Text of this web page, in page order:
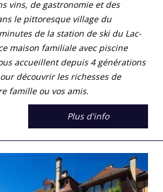
vins, de gastronomie et des
le pittoresque village du
de la station de ski du Lac-
maison familiale avec piscine
accueillent depuis 4 générations
découvrir les richesses de
famille ou vos amis.
Plus d'info